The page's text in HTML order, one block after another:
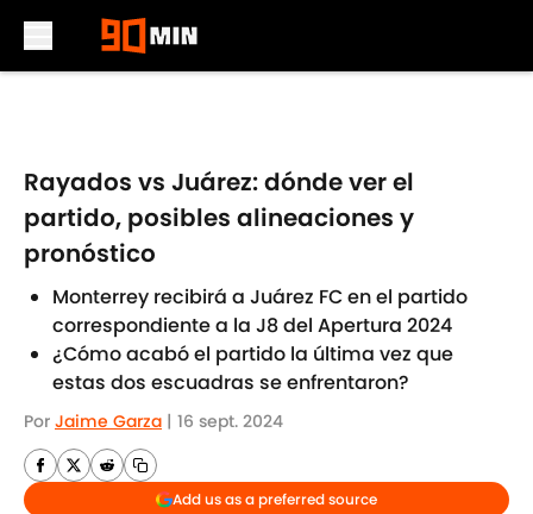
Rayados vs Juárez: dónde ver el
partido, posibles alineaciones y
pronóstico
Monterrey recibirá a Juárez FC en el partido
correspondiente a la J8 del Apertura 2024
¿Cómo acabó el partido la última vez que
estas dos escuadras se enfrentaron?
Por Jaime Garza | 16 sept. 2024
Add us as a preferred source